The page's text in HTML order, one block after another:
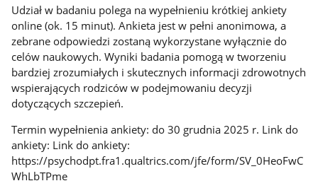
Udział w badaniu polega na wypełnieniu krótkiej ankiety
online (ok. 15 minut). Ankieta jest w pełni anonimowa, a
zebrane odpowiedzi zostaną wykorzystane wyłącznie do
celów naukowych. Wyniki badania pomogą w tworzeniu
bardziej zrozumiałych i skutecznych informacji zdrowotnych
wspierających rodziców w podejmowaniu decyzji
dotyczących szczepień.
Termin wypełnienia ankiety: do 30 grudnia 2025 r. Link do
ankiety: Link do ankiety:
https://psychodpt.fra1.qualtrics.com/jfe/form/SV_0HeoFwC
WhLbTPme